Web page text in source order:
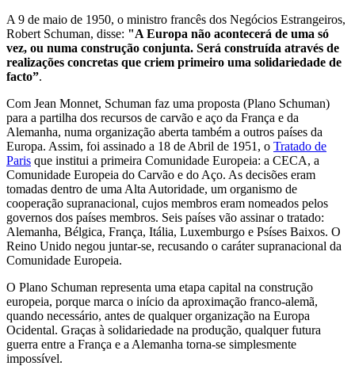
A 9 de maio de 1950, o ministro francês dos Negócios Estrangeiros,
Robert Schuman, disse: "A Europa não acontecerá de uma só
vez, ou numa construção conjunta. Será construída através de
realizações concretas que criem primeiro uma solidariedade de
facto”.
Com Jean Monnet, Schuman faz uma proposta (Plano Schuman)
para a partilha dos recursos de carvão e aço da França e da
Alemanha, numa organização aberta também a outros países da
Europa. Assim, foi assinado a 18 de Abril de 1951, o Tratado de
Paris que institui a primeira Comunidade Europeia: a CECA, a
Comunidade Europeia do Carvão e do Aço. As decisões eram
tomadas dentro de uma Alta Autoridade, um organismo de
cooperação supranacional, cujos membros eram nomeados pelos
governos dos países membros. Seis países vão assinar o tratado:
Alemanha, Bélgica, França, Itália, Luxemburgo e Psíses Baixos. O
Reino Unido negou juntar-se, recusando o caráter supranacional da
Comunidade Europeia.
O Plano Schuman representa uma etapa capital na construção
europeia, porque marca o início da aproximação franco-alemã,
quando necessário, antes de qualquer organização na Europa
Ocidental. Graças à solidariedade na produção, qualquer futura
guerra entre a França e a Alemanha torna-se simplesmente
impossível.